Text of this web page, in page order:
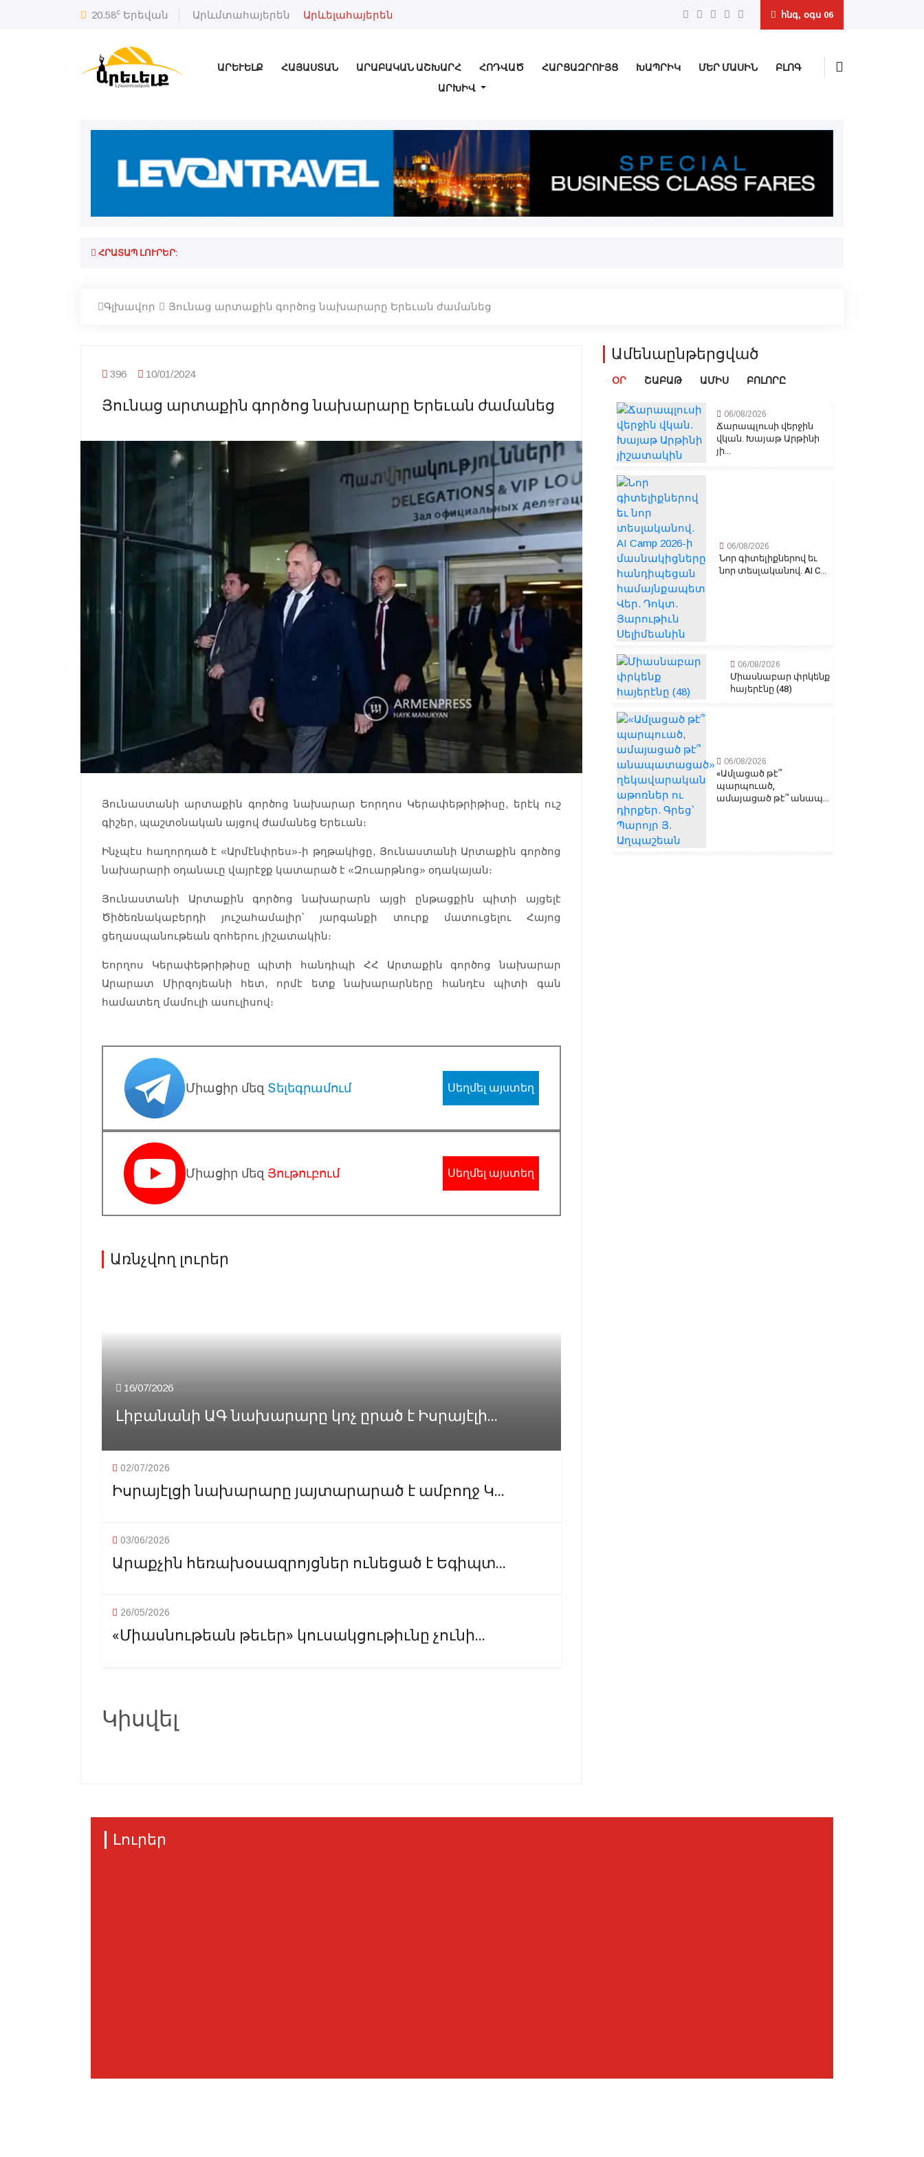
20.58c Երեվան Արևմտահայերեն Արևելահայերեն հնգ, օգս 06
ԱՐԵՒԵԼՔ ՀԱՅԱՍՏԱՆ ԱՐԱԲԱԿԱՆ ԱՇԽԱՐՀ ՀՈԴՎԱԾ ՀԱՐՑԱԶՐՈՒՅՑ ԽԱՊՐԻԿ ՄԵՐ ՄԱՍԻՆ
ԲԼՈԳ
ԱՐԽԻՎ
ՀՐԱՏԱՊ ԼՈՒՐԵՐ:
Գլխավոր Յունաց արտաքին գործոց նախարարը Երեւան ժամանեց
396 10/01/2024
Յունաց արտաքին գործոց նախարարը Երեւան ժամանեց
Յունաստանի արտաքին գործոց նախարար Եորղոս Կերափեթրիթիսը, երէկ ուշ
գիշեր, պաշտօնական այցով ժամանեց Երեւան։
Ինչպէս հաղորդած է «Արմէնփրես»-ի թղթակիցը, Յունաստանի Արտաքին գործոց
նախարարի օդանաւը վայրէջք կատարած է «Զուարթնոց» օդակայան։
Յունաստանի Արտաքին գործոց նախարարն այցի ընթացքին պիտի այցելէ
Ծիծեռնակաբերդի յուշահամալիր՝ յարգանքի տուրք մատուցելու Հայոց
ցեղասպանութեան զոհերու յիշատակին։
Եորղոս Կերափեթրիթիսը պիտի հանդիպի ՀՀ Արտաքին գործոց նախարար
Արարատ Միրզոյեանի հետ, որմէ ետք նախարարները հանդէս պիտի գան
համատեղ մամուլի ասուլիսով։
Միացիր մեզ Տելեգրամում Սեղմել այստեղ
Միացիր մեզ Յութուբում Սեղմել այստեղ
Առնչվող լուրեր
16/07/2026
Լիբանանի ԱԳ նախարարը կոչ ըրած է Իսրայէլի...
02/07/2026
Իսրայէլցի նախարարը յայտարարած է ամբողջ Կ...
03/06/2026
Արաքչին հեռախօսազրոյցներ ունեցած է Եգիպտ...
26/05/2026
«Միասնութեան թեւեր» կուսակցութիւնը չունի...
Կիսվել
Ամենաընթերցված
ՕՐ ՇԱԲԱԹ ԱՄԻՍ ԲՈԼՈՐԸ
06/08/2026
Ճարապլուսի վերջին
վկան. Խայաթ Արթինի
յի...
06/08/2026
Նոր գիտելիքներով եւ
նոր տեսլականով. AI C...
06/08/2026
Միասնաբար փրկենք
հայերէնը (48)
06/08/2026
«Ամլացած թէ՞
պարպուած,
ամայացած թէ՞ անապ...
Լուրեր